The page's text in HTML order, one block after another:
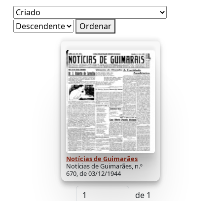
Ordenar
Notícias de Guimarães
Notícias de Guimarães, n.º
670, de 03/12/1944
de 1